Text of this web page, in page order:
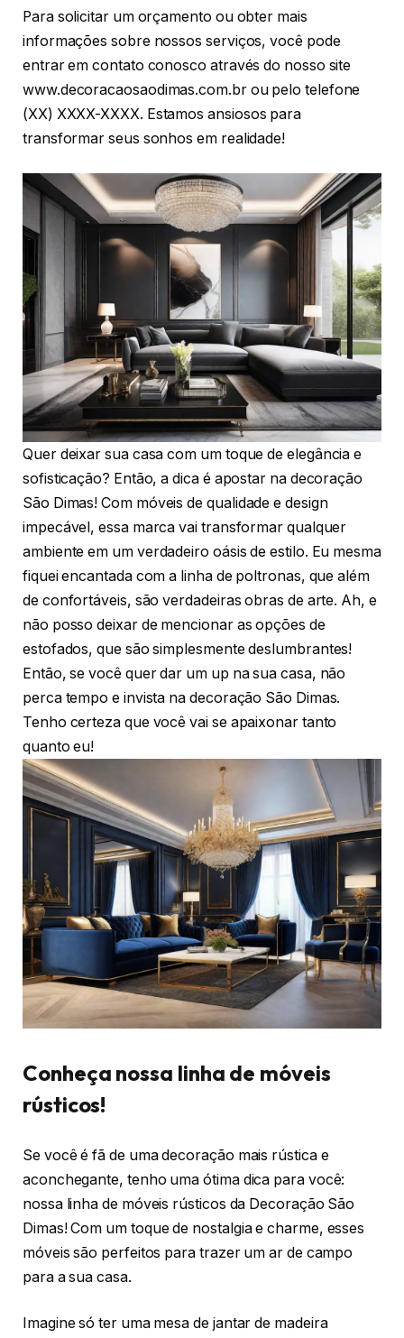
Para solicitar um orçamento ou obter mais
informações sobre nossos serviços, você pode
entrar em contato conosco através do nosso site
www.decoracaosaodimas.com.br ou pelo telefone
(XX) XXXX-XXXX. Estamos ansiosos para
transformar seus sonhos em realidade!
Quer deixar sua casa com um toque de elegância e
sofisticação? Então, a dica é apostar na decoração
São Dimas! Com móveis de qualidade e design
impecável, essa marca vai transformar qualquer
ambiente em um verdadeiro oásis de estilo. Eu mesma
fiquei encantada com a linha de poltronas, que além
de confortáveis, são verdadeiras obras de arte. Ah, e
não posso deixar de mencionar as opções de
estofados, que são simplesmente deslumbrantes!
Então, se você quer dar um up na sua casa, não
perca tempo e invista na decoração São Dimas.
Tenho certeza que você vai se apaixonar tanto
quanto eu!
Conheça nossa linha de móveis
rústicos!
Se você é fã de uma decoração mais rústica e
aconchegante, tenho uma ótima dica para você:
nossa linha de móveis rústicos da Decoração São
Dimas! Com um toque de nostalgia e charme, esses
móveis são perfeitos para trazer um ar de campo
para a sua casa.
Imagine só ter uma mesa de jantar de madeira